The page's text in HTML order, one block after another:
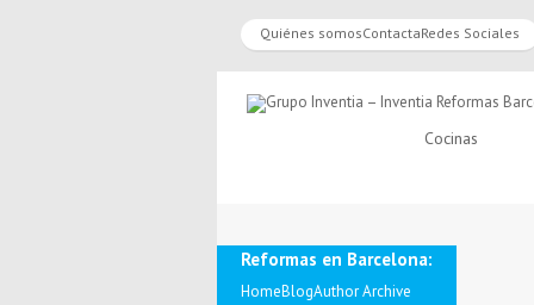
Quiénes somosContactaRedes Sociales
Cocinas
Reformas en Barcelona:
HomeBlogAuthor Archive